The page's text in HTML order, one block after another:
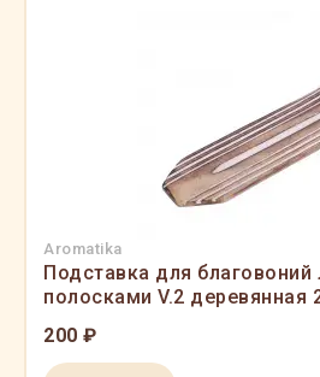
Aromatika
Подставка для
полосками V.2 деревянная
200 ₽